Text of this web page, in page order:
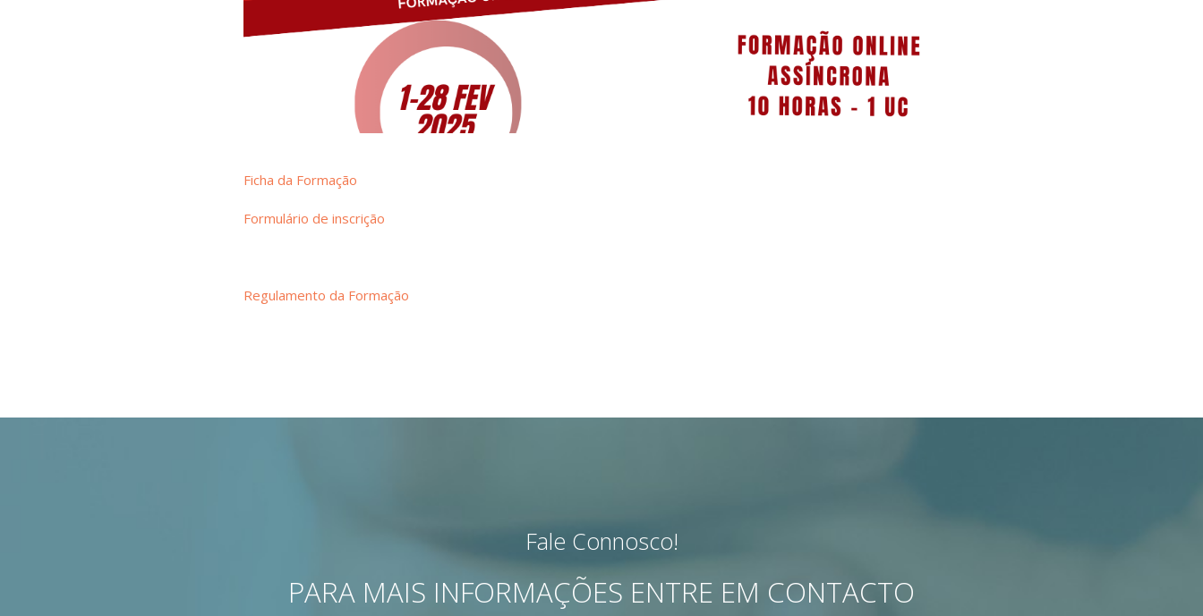
Ficha da Formação
Formulário de inscrição
Regulamento da Formação
Fale Connosco!
PARA MAIS INFORMAÇÕES ENTRE EM CONTACTO